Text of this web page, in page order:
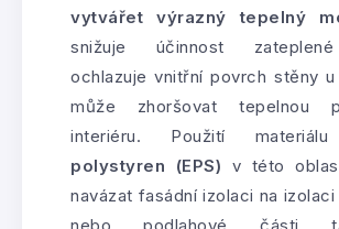
vytvářet výrazný tepelný
snižuje účinnost
ochlazuje vnitřní povrch stěny
může zhoršovat tepelnou
interiéru. Použití
polystyren (EPS) v této
navázat fasádní izolaci na